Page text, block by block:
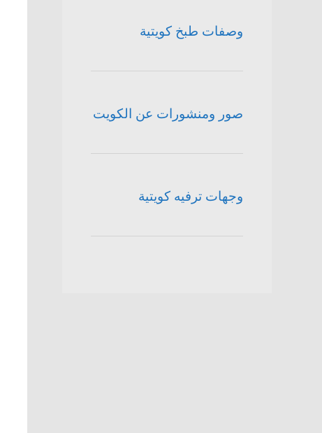
وصفات طبخ كويتية
صور ومنشورات عن الكويت
وجهات ترفيه كويتية